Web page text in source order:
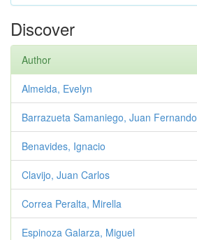
Discover
Author
Almeida, Evelyn
Barrazueta Samaniego, Juan Fernando
Benavides, Ignacio
Clavijo, Juan Carlos
Correa Peralta, Mirella
Espinoza Galarza, Miguel